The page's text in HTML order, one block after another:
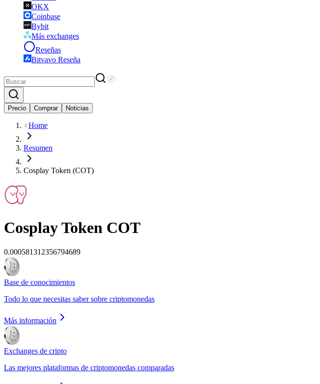
OKX
Coinbase
Bybit
Más exchanges
Reseñas
Bitvavo Reseña
Precio Comprar Noticias
Home
Resumen
Cosplay Token (COT)
Cosplay Token COT
0.000581312356794689
Base de conocimientos
Todo lo que necesitas saber sobre criptomonedas
Más información
Exchanges de cripto
Las mejores plataformas de criptomonedas comparadas